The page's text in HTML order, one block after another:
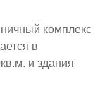
комплекс
в
и здания